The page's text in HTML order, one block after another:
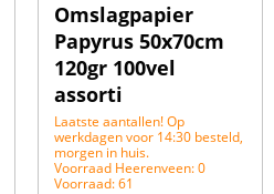
Omslagpapier
Papyrus 50x70cm
120gr 100vel
assorti
Laatste aantallen! Op
werkdagen voor 14:30 besteld,
morgen in huis.
Voorraad Heerenveen: 0
Voorraad: 61